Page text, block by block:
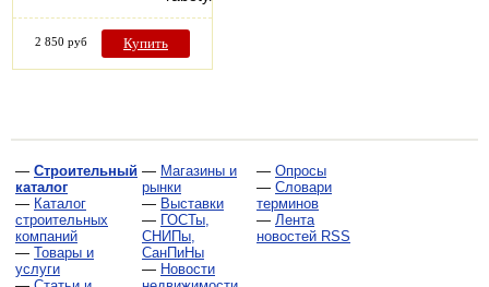
2 850 руб Купить
— Строительный
каталог
— Каталог
строительных
компаний
— Товары и
услуги
— Магазины и
рынки
— Выставки
— ГОСТы,
СНИПы,
СанПиНы
— Новости
— Опросы
— Словари
терминов
— Лента
новостей RSS